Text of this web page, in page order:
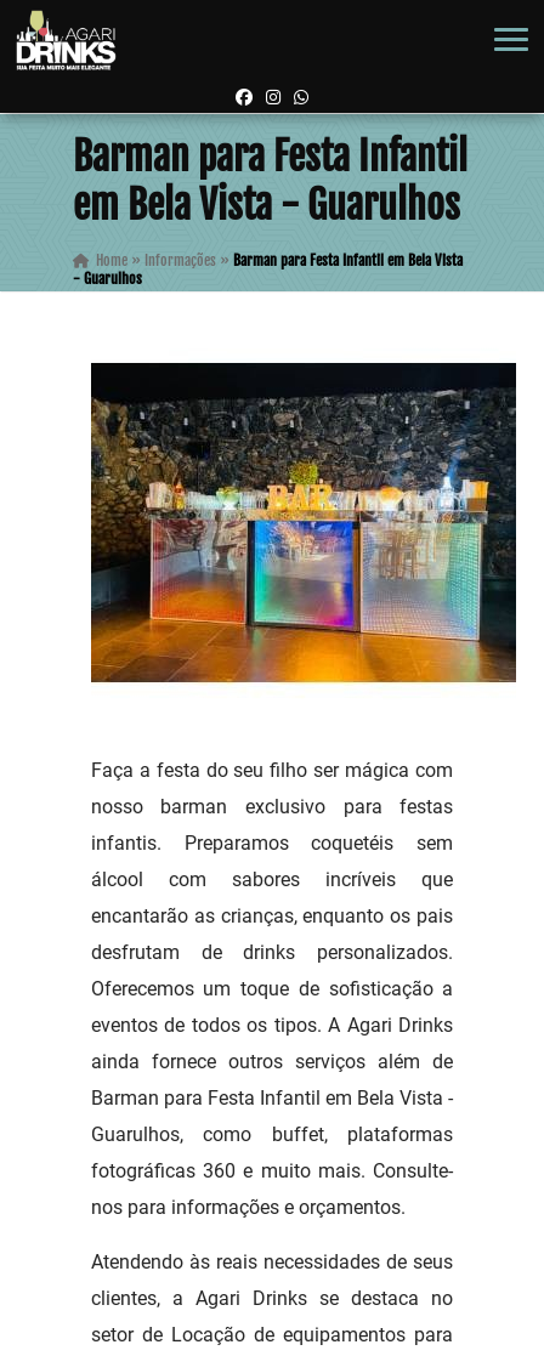
Barman para Festa Infantil
em Bela Vista - Guarulhos
Home» Informações » Barman para Festa Infantil em Bela Vista
- Guarulhos
Faça a festa do seu filho ser mágica com
nosso barman exclusivo para festas
infantis. Preparamos coquetéis sem
álcool com sabores incríveis que
encantarão as crianças, enquanto os pais
desfrutam de drinks personalizados.
Oferecemos um toque de sofisticação a
eventos de todos os tipos. A Agari Drinks
ainda fornece outros serviços além de
Barman para Festa Infantil em Bela Vista -
Guarulhos, como buffet, plataformas
fotográficas 360 e muito mais. Consulte-
nos para informações e orçamentos.
Atendendo às reais necessidades de seus
clientes, a Agari Drinks se destaca no
setor de Locação de equipamentos para